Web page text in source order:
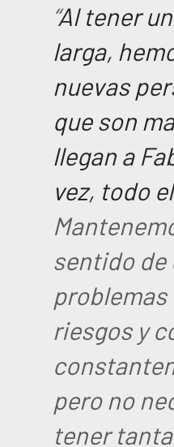
“Al tener
larga,
nuevas
que son
llegan a
vez, todo
sentido de
problemas
riesgos y
pero no
tener